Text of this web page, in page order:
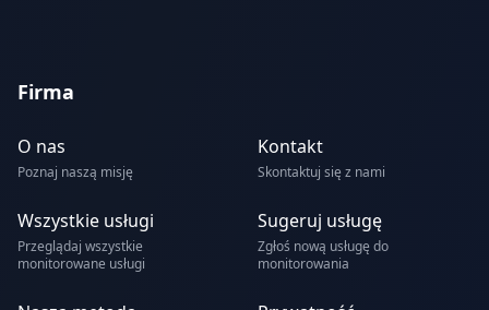
Firma
O nas
Poznaj naszą misję
Kontakt
Skontaktuj się z nami
Wszystkie usługi
Przeglądaj wszystkie
monitorowane usługi
Sugeruj usługę
Zgłoś nową usługę do
monitorowania